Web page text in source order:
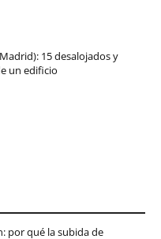
15 desalojados y
un edificio
por qué la subida de